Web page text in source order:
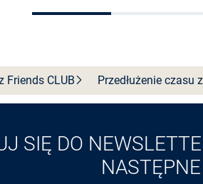
Wybierz rozmiar
FriendsCLUB Przedłużenie czasu
SIĘ DO